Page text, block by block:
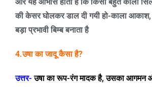
की केसर घोलकर डाल दी गयी हो-काला आकाश
बड़ा प्रभावी बिम्ब बनाता है
4.उषा का जादू कैसा है?
उत्तर- उषा का रूप-रंग मादक है,उसका आगमन